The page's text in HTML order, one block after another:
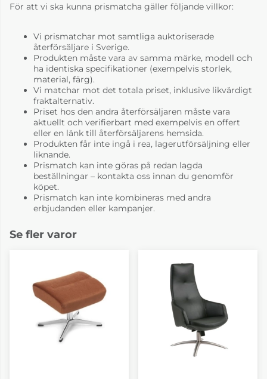
Tyg B Evita antracit
8 010 kr
4-6 Veckor
Tyg B Evita
8 010 kr
Tyg B Evita forest
8 325 kr
4-6 Veckor
För att vi ska kunna prismatcha gäller följande villkor:
Vi prismatchar mot samtliga auktoriserade
återförsäljare i Sverige.
Produkten måste vara av samma märke, modell och
ha identiska specifikationer (exempelvis storlek,
material, färg).
Vi matchar mot det totala priset, inklusive likvärdigt
fraktalternativ.
Priset hos den andra återförsäljaren måste vara
aktuellt och verifierbart med exempelvis en offert
eller en länk till återförsäljarens hemsida.
Produkten får inte ingå i rea, lagerutförsäljning eller
liknande.
Prismatch kan inte göras på redan lagda
beställningar – kontakta oss innan du genomför
köpet.
Prismatch kan inte kombineras med andra
erbjudanden eller kampanjer.
Se fler varor